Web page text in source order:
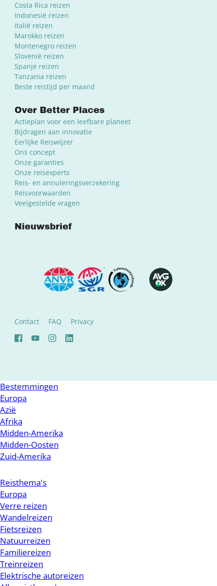
Costa Rica reizen
Indonesië reizen
Italië reizen
Marokko reizen
Montenegro reizen
Slovenië reizen
Spanje reizen
Tanzania reizen
Beste reistijd per maand
Over Better Places
Actieplan voor een leefbare planeet
Bijdragen aan innovatie
Eerlijke Reiswijzer
Ons concept
Onze garanties
Onze reisexperts
Reis- en annuleringsverzekering
Reisvoorwaarden
Veelgestelde vragen
Nieuwsbrief
Contact FAQ Privacy
Bestemmingen
Europa
Azië
Afrika
Midden-Amerika
Midden-Oosten
Zuid-Amerika
Reisthema's
Europa
Verre reizen
Wandelreizen
Fietsreizen
Natuurreizen
Familiereizen
Treinreizen
Elektrische autoreizen